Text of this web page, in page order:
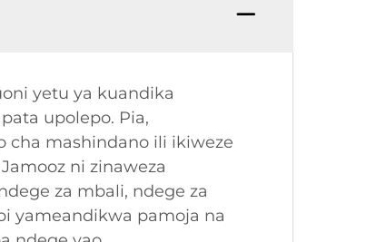
yetu ya kuandika
upolepo. Pia,
cha mashindano ili ikiweze
ni zinaweza
za mbali, ndege za
yameandikwa pamoja na